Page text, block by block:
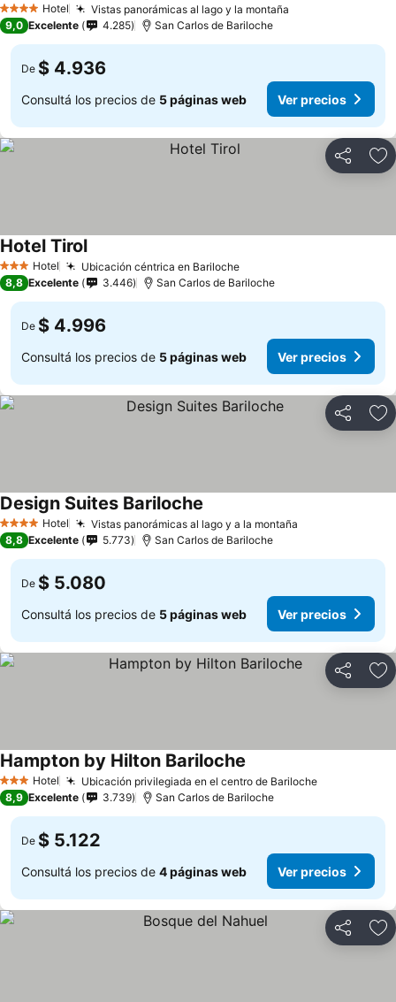
4 EstrellasHotel Vistas panorámicas al lago y la montaña
9,0 Excelente 4.285 San Carlos de Bariloche
De $ 4.936
Consultá los precios de 5 páginas web Ver precios
Compartir
3 Estrellas
Hotel Ubicación céntrica en Bariloche
Hotel Tirol
8,8 Excelente 3.446 San Carlos de Bariloche
De $ 4.996
Consultá los precios de 5 páginas web Ver precios
Compartir
4 EstrellasHotel Vistas panorámicas al lago y a la montaña
Design Suites Bariloche
8,8 Excelente 5.773 San Carlos de Bariloche
De $ 5.080
Consultá los precios de 5 páginas web Ver precios
Compartir
3 Estrellas
Hotel Ubicación privilegiada en el centro de Bariloche
Hampton by Hilton Bariloche
8,9 Excelente 3.739 San Carlos de Bariloche
De $ 5.122
Consultá los precios de 4 páginas web Ver precios
Compartir